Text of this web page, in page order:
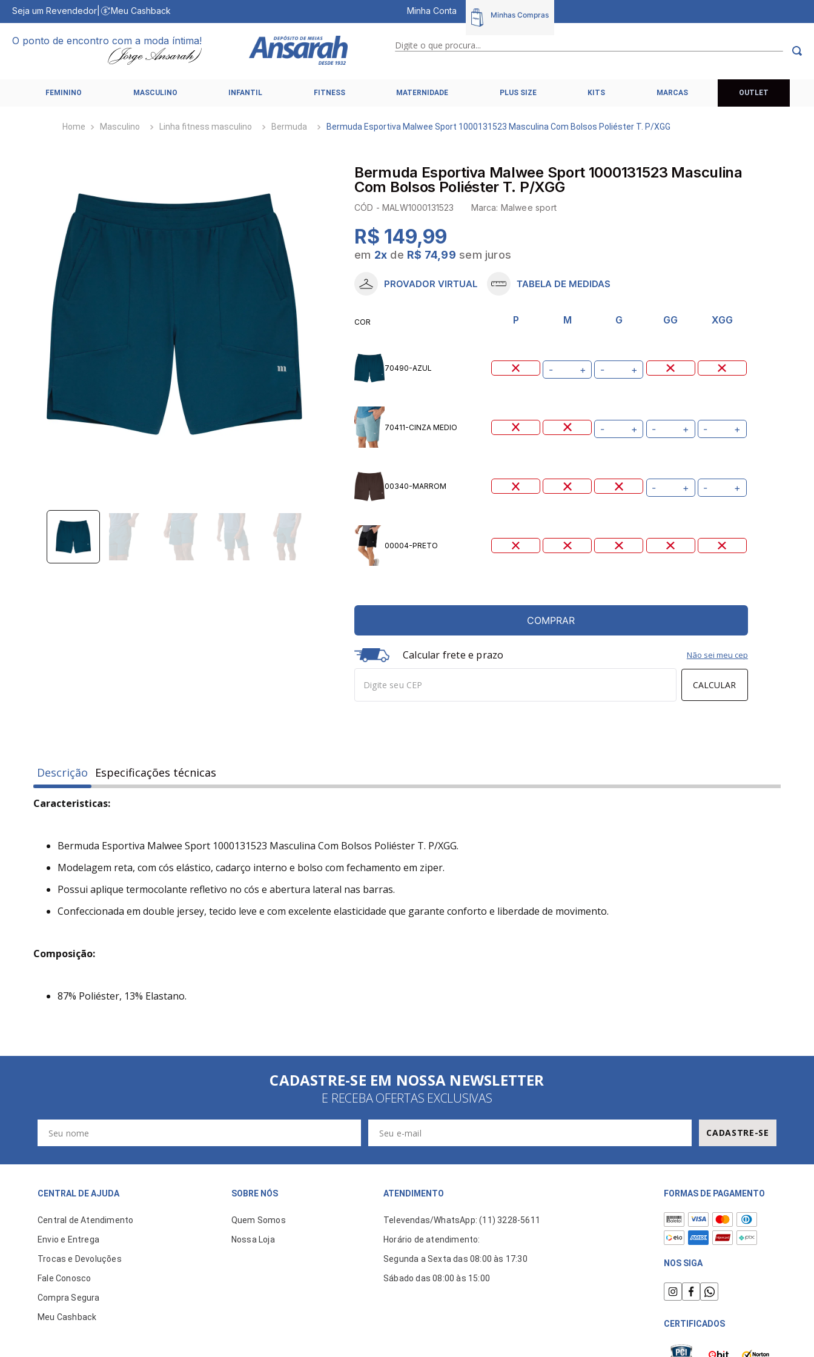
Seja um Revendedor Meu Cashback Minha Conta
O ponto de encontro com a moda íntima! Digite o que procura...
FEMININO MASCULINO INFANTIL FITNESS MATERNIDADE PLUS SIZE KITS MARCAS OUTLET
Masculino Linha fitness masculino Bermuda Bermuda Esportiva Malwee Sport 1000131523 Masculina Com Bolsos Poliéster T. P/XGG
Bermuda Esportiva Malwee Sport 1000131523 Masculina
Com Bolsos Poliéster T. P/XGG
CÓD -MALW1000131523 Marca: Malwee sport
R$ 149,99
em 2x de R$ 74,99 sem juros
PROVADOR VIRTUAL TABELA DE MEDIDAS
COR P M G GG XGG
70490-AZUL - + - +
70411-CINZA MEDIO - + - + - +
00340-MARROM - + - +
00004-PRETO
COMPRAR
Calcular frete e prazo
CALCULAR
Não sei meu cep
Descrição Especificações técnicas
Caracteristicas:
Bermuda Esportiva Malwee Sport 1000131523 Masculina Com Bolsos Poliéster T. P/XGG.
Modelagem reta, com cós elástico, cadarço interno e bolso com fechamento em ziper.
Possui aplique termocolante refletivo no cós e abertura lateral nas barras.
Confeccionada em double jersey, tecido leve e com excelente elasticidade que garante conforto e liberdade de movimento.
Composição:
87% Poliéster, 13% Elastano.
CADASTRE-SE EM NOSSA NEWSLETTER
E RECEBA OFERTAS EXCLUSIVAS
CADASTRE-SE
CENTRAL DE AJUDA
Central de Atendimento
Envio e Entrega
Trocas e Devoluções
Fale Conosco
Compra Segura
Meu Cashback
SOBRE NÓS
Quem Somos
Nossa Loja
ATENDIMENTO
Televendas/WhatsApp: (11) 3228-5611
Horário de atendimento:
Segunda a Sexta das 08:00 às 17:30
Sábado das 08:00 às 15:00
FORMAS DE PAGAMENTO
NOS SIGA
CERTIFICADOS
1 º
calcinhas
5º
sutiã liz
6º
sutias
8º
hering intimates
10º meia lupo